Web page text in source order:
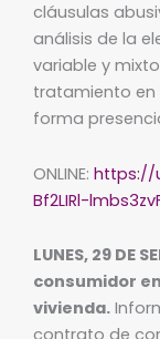
cláusulas
análisis de la
variable y
tratamiento
forma
ONLINE: https://
Bf2LIRl-
LUNES, 29 DE
consumidor
vivienda.